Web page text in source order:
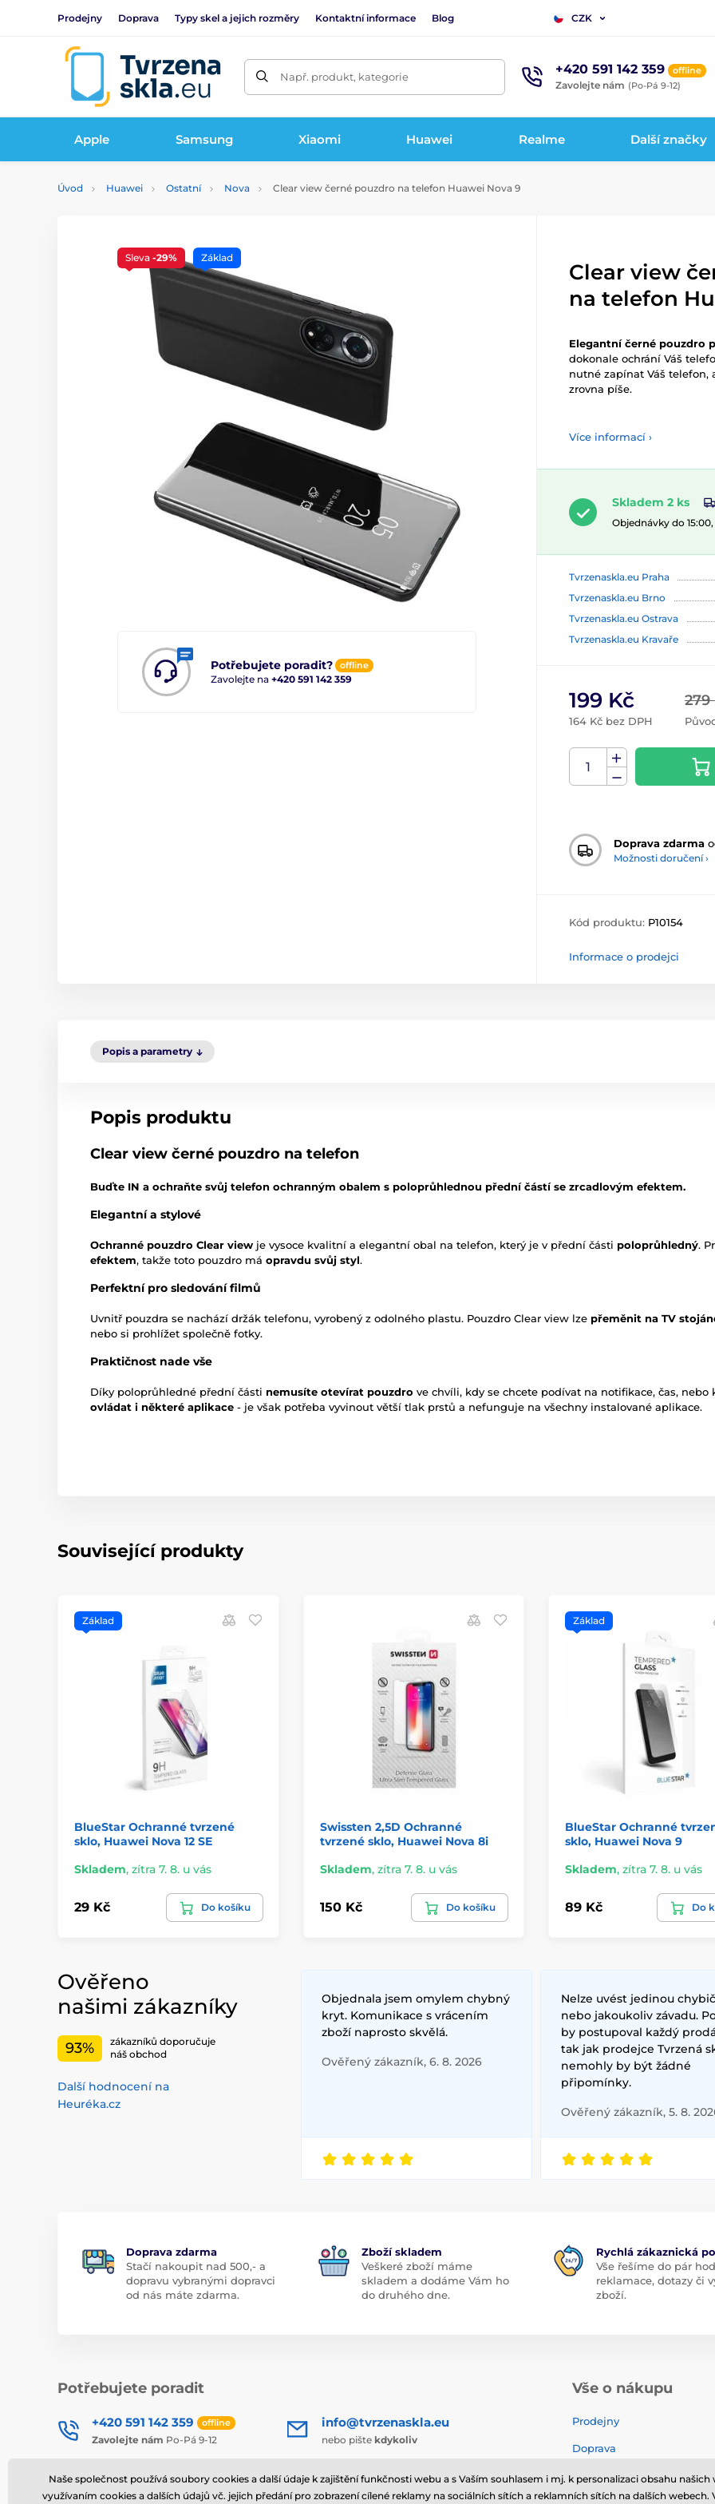
Prodejny Doprava Typy skel a jejich rozměry Kontaktní informace Blog CZK
Např. produkt, kategorie +420 591 142 359 offline
Zavolejte nám (Po-Pá 9-12)
Apple Samsung Xiaomi Huawei Realme Další značky
Úvod Huawei Ostatní Nova Clear view černé pouzdro na telefon Huawei Nova 9
Potřebujete poradit? offline
Zavolejte na +420 591 142 359
Sleva -29% Základ
Clear view
na telefon
Elegantní černé pouzdro
dokonale ochrání Váš
nutné zapínat Váš telefon,
zrovna píše.
Více informací ›
Skladem 2 ks
Objednávky do
Tvrzenaskla.eu Praha
Tvrzenaskla.eu Brno
Tvrzenaskla.eu Ostrava
Tvrzenaskla.eu Kravaře
279
199 Kč
164 Kč bez DPH
Doprava zdarma
Možnosti doručení ›
Kód produktu: P10154
Informace o prodejci
Popis a parametry
Popis produktu
Clear view černé pouzdro na telefon
Buďte IN a ochraňte svůj telefon ochranným obalem s poloprůhlednou přední částí se zrcadlovým efektem.
Elegantní a stylové
Ochranné pouzdro Clear view je vysoce kvalitní a elegantní obal na telefon, který je v přední části poloprůhledný.
efektem, takže toto pouzdro má opravdu svůj styl.
Perfektní pro sledování filmů
Uvnitř pouzdra se nachází držák telefonu, vyrobený z odolného plastu. Pouzdro Clear view lze přeměnit na TV
nebo si prohlížet společně fotky.
Praktičnost nade vše
Díky poloprůhledné přední části nemusíte otevírat pouzdro ve chvíli, kdy se chcete podívat na notifikace, čas,
ovládat i některé aplikace - je však potřeba vyvinout větší tlak prstů a nefunguje na všechny instalované aplikace.
Související produkty
Základ
BlueStar Ochranné tvrzené
sklo, Huawei Nova 12 SE
Skladem, zítra 7. 8. u vás
29 Kč Do košíku
Swissten 2,5D Ochranné
tvrzené sklo, Huawei Nova 8i
Skladem, zítra 7. 8. u vás
150 Kč Do košíku
Základ
BlueStar Ochranné
sklo, Huawei Nova 9
Skladem, zítra 7. 8. u vás
89 Kč Do
Ověřeno
našimi zákazníky
93%
zákazníků doporučuje
náš obchod
Další hodnocení na
Heuréka.cz
Objednala jsem omylem chybný
kryt. Komunikace s vrácením
zboží naprosto skvělá.
Ověřený zákazník, 6. 8. 2026
Nelze uvést jedinou
nebo jakoukoliv závadu.
by postupoval každý
tak jak prodejce Tvrzená
nemohly by být žádné
připomínky.
Ověřený zákazník, 5. 8.
Doprava zdarma
Stačí nakoupit nad 500,- a
dopravu vybranými dopravci
od nás máte zdarma.
Zboží skladem
Veškeré zboží máme
skladem a dodáme Vám ho
do druhého dne.
Rychlá zákaznická
Vše řešíme do pár
reklamace, dotazy či
zboží.
Potřebujete poradit
+420 591 142 359 offline
Zavolejte nám Po-Pá 9-12
info@tvrzenaskla.eu
nebo pište kdykoliv
Vše o nákupu
Prodejny
Doprava
Obchodní podmínky
Naše společnost používá soubory cookies a další údaje k zajištění funkčnosti webu a s Vaším souhlasem i mj. k personalizaci obsahu
využívaním cookies a dalších údajů vč. jejich předání pro zobrazení cílené reklamy na sociálních sítích a reklamních sítích na dalších webech.